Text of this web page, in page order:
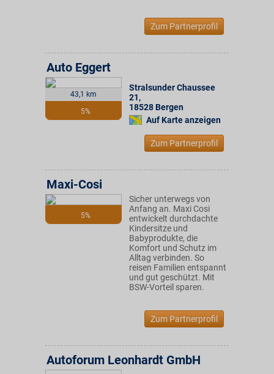
Zum Partnerprofil
43,1 km
5%
Auto Eggert
Stralsunder Chaussee
21,
18528 Bergen
Auf Karte anzeigen
Zum Partnerprofil
5%
Maxi-Cosi
Sicher unterwegs von
Anfang an. Maxi Cosi
entwickelt durchdachte
Kindersitze und
Babyprodukte, die
Komfort und Schutz im
Alltag verbinden. So
reisen Familien entspannt
und gut geschützt. Mit
BSW-Vorteil sparen.
Zum Partnerprofil
Autoforum Leonhardt GmbH